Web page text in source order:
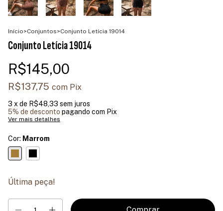
Início>Conjuntos>Conjunto Letícia 19014
Conjunto Letícia 19014
R$145,00
R$137,75 com Pix
3 x de R$48,33 sem juros
5% de desconto pagando com Pix
Ver mais detalhes
Cor: Marrom
Última peça!